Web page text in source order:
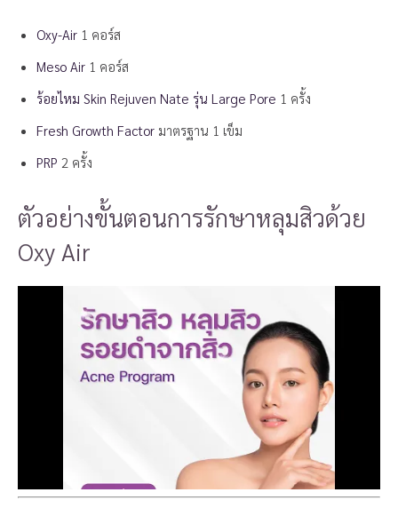
Oxy-Air 1 คอร์ส
Meso Air 1 คอร์ส
ร้อยไหม Skin Rejuven Nate รุ่น Large Pore 1 ครั้ง
Fresh Growth Factor มาตรฐาน 1 เข็ม
PRP 2 ครั้ง
ตัวอย่างขั้นตอนการรักษาหลุมสิวด้วย
Oxy Air